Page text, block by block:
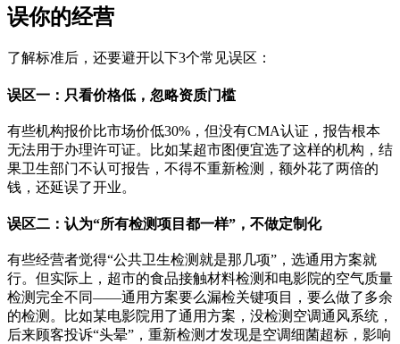
误你的经营
了解标准后，还要避开以下3个常见误区：
误区一：只看价格低，忽略资质门槛
有些机构报价比市场价低30%，但没有CMA认证，报告根本
无法用于办理许可证。比如某超市图便宜选了这样的机构，结
果卫生部门不认可报告，不得不重新检测，额外花了两倍的
钱，还延误了开业。
误区二：认为“所有检测项目都一样”，不做定制化
有些经营者觉得“公共卫生检测就是那几项”，选通用方案就
行。但实际上，超市的食品接触材料检测和电影院的空气质量
检测完全不同——通用方案要么漏检关键项目，要么做了多余
的检测。比如某电影院用了通用方案，没检测空调通风系统，
后来顾客投诉“头晕”，重新检测才发现是空调细菌超标，影响